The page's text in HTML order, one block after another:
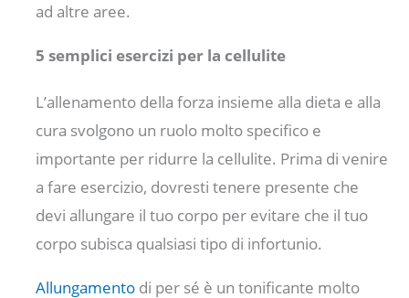
ad altre aree.
5 semplici esercizi per la cellulite
L’allenamento della forza insieme alla dieta e alla
cura svolgono un ruolo molto specifico e
importante per ridurre la cellulite. Prima di venire
a fare esercizio, dovresti tenere presente che
devi allungare il tuo corpo per evitare che il tuo
corpo subisca qualsiasi tipo di infortunio.
Allungamento di per sé è un tonificante molto